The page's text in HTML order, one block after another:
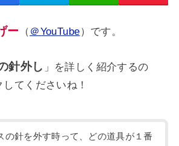
ー （ ＠YouTube）です。
針外し 」を詳しく紹介するの
てくださいね！
の針を外す時って、どの道具が１番